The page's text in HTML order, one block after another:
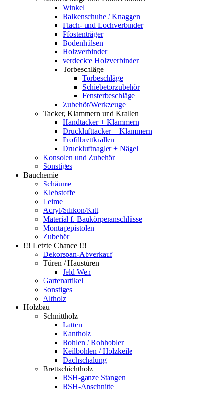
Winkel
Balkenschuhe / Knaggen
Flach- und Lochverbinder
Pfostenträger
Bodenhülsen
Holzverbinder
verdeckte Holzverbinder
Torbeschläge
Torbeschläge
Schiebetorzubehör
Fensterbeschläge
Zubehör/Werkzeuge
Tacker, Klammern und Krallen
Handtacker + Klammern
Drucklufttacker + Klammern
Profilbrettkrallen
Druckluftnagler + Nägel
Konsolen und Zubehör
Sonstiges
Bauchemie
Schäume
Klebstoffe
Leime
Acryl/Silikon/Kitt
Material f. Baukörperanschlüsse
Montagepistolen
Zubehör
!!! Letzte Chance !!!
Dekorspan-Abverkauf
Türen / Haustüren
Jeld Wen
Gartenartikel
Sonstiges
Altholz
Holzbau
Schnittholz
Latten
Kantholz
Bohlen / Rohhobler
Keilbohlen / Holzkeile
Dachschalung
Brettschichtholz
BSH-ganze Stangen
BSH-Anschnitte